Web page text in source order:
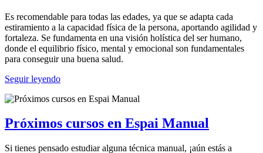
Es recomendable para todas las edades, ya que se adapta cada
estiramiento a la capacidad física de la persona, aportando agilidad y
fortaleza. Se fundamenta en una visión holística del ser humano,
donde el equilibrio físico, mental y emocional son fundamentales
para conseguir una buena salud.
Seguir leyendo
Próximos cursos en Espai Manual
Si tienes pensado estudiar alguna técnica manual, ¡aún estás a